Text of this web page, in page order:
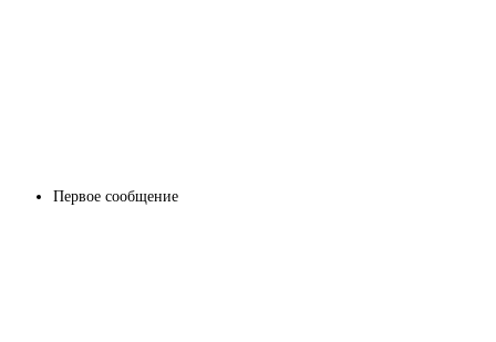
Первое сообщение